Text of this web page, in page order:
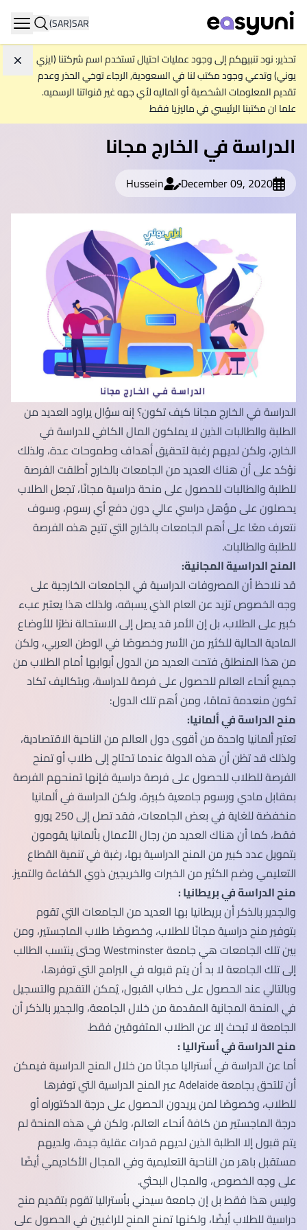
SAR
(SAR)
تحذير: نود تنبيهكم إلى وجود عمليات احتيال تستخدم اسم شركتنا (ايزي
يوني) وتدعي وجود مكتب لنا في السعودية, الرجاء توخي الحذر وعدم
تقديم المعلومات الشخصية أو الماليه لأي جهه غير قنواتنا الرسميه.
علما ان مكتبنا الرئيسي في ماليزيا فقط
الدراسة في الخارج مجانا
December 09, 2020
Hussein
الدراسة في الخارج مجانا كيف تكون؟ إنه سؤال يراود العديد من
الطلبة والطالبات الذين لا يملكون المال الكافي للدراسة في
الخارج، ولكن لديهم رغبة لتحقيق أهداف وطموحات عدة، ولذلك
نؤكد على أن هناك العديد من الجامعات بالخارج أطلقت الفرصة
للطلبة والطالبات للحصول على منحة دراسية مجانًا، تجعل الطلاب
يحصلون على مؤهل دراسي عالي دون دفع أي رسوم، وسوف
نتعرف معًا على أهم الجامعات بالخارج التي تتيح هذه الفرصة
للطلبة والطالبات.
المنح الدراسية المجانية:
قد نلاحظ أن المصروفات الدراسية في الجامعات الخارجية على
وجه الخصوص تزيد عن العام الذي يسبقه، ولذلك هذا يعتبر عبء
كبير على الطلاب، بل إن الأمر قد يصل إلى الاستحالة نظرًا للأوضاع
المادية الحالية للكثير من الأسر وخصوصًا في الوطن العربي، ولكن
من هذا المنطلق فتحت العديد من الدول أبوابها أمام الطلاب من
جميع أنحاء العالم للحصول على فرصة للدراسة، وبتكاليف تكاد
تكون منعدمة تمامًا، ومن أهم تلك الدول:
منح الدراسة في ألمانيا:
تعتبر ألمانيا واحدة من أقوى دول العالم من الناحية الاقتصادية،
ولذلك قد تظن أن هذه الدولة عندما تحتاج إلى طلاب أو تمنح
الفرصة للطلاب للحصول على فرصة دراسية فإنها تمنحهم الفرصة
بمقابل مادي ورسوم جامعية كبيرة، ولكن الدراسة في ألمانيا
منخفضة للغاية في بعض الجامعات، فقد تصل إلى 250 يورو
فقط، كما أن هناك العديد من رجال الأعمال بألمانيا يقومون
بتمويل عدد كبير من المنح الدراسية بها، رغبة في تنمية القطاع
التعليمي وضم الكثير من الخبرات والخريجين ذوي الكفاءة والتميز.
منح الدراسة في بريطانيا :
والجدير بالذكر أن بريطانيا بها العديد من الجامعات التي تقوم
بتوفير منح دراسية مجانًا للطلاب، وخصوصًا طلاب الماجستير، ومن
بين تلك الجامعات هي جامعة Westminster وحتى ينتسب الطالب
إلى تلك الجامعة لا بد أن يتم قبوله في البرامج التي توفرها،
وبالتالي عند الحصول على خطاب القبول، يُمكن التقديم والتسجيل
في المنحة المجانية المقدمة من خلال الجامعة، والجدير بالذكر أن
الجامعة لا تبحث إلا عن الطلاب المتفوقين فقط.
منح الدراسة في أستراليا :
أما عن الدراسة في أستراليا مجانًا من خلال المنح الدراسية فيمكن
أن تلتحق بجامعة Adelaide عبر المنح الدراسية التي توفرها
للطلاب، وخصوصًا لمن يريدون الحصول على درجة الدكتوراه أو
درجة الماجستير من كافة أنحاء العالم، ولكن في هذه المنحة لم
يتم قبول إلا الطلبة الذين لديهم قدرات عقلية جيدة، ولديهم
مستقبل باهر من الناحية التعليمية وفي المجال الأكاديمي أيضًا
على وجه الخصوص، والمجال البحثي.
وليس هذا فقط بل إن جامعة سيدني بأستراليا تقوم بتقديم منح
دراسية للطلاب أيضًا، ولكنها تمنح المنح للراغبين في الحصول على